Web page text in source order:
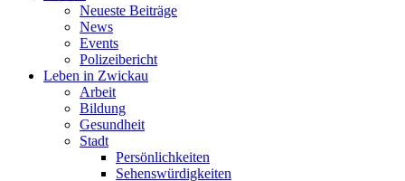
Neueste Beiträge
News
Events
Polizeibericht
Leben in Zwickau
Arbeit
Bildung
Gesundheit
Stadt
Persönlichkeiten
Sehenswürdigkeiten